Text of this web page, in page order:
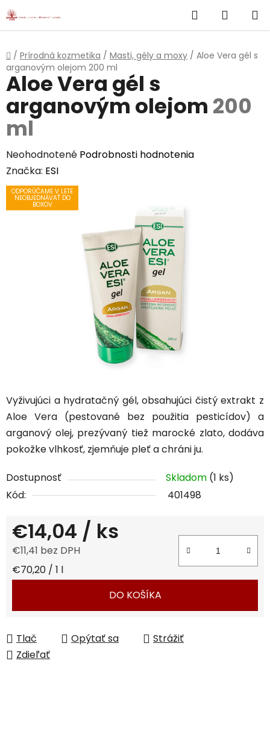
Prejsť
na
Hľadať
KOŠÍK
Domov
/ Prírodná kozmetika / Masti, gély a moxy / Aloe Vera gél s
arganovým olejom 200 ml
Vyživujúci a hydratačný gél, obsahujúci čistý extrakt z
Aloe Vera (pestované bez použitia pesticídov) a
arganový olej, prezývaný tiež marocké zlato, dodáva
pokožke vlhkosť, zjemňuje pleť a chráni ju.
Dostupnosť Skladom (1 ks)
Kód:
401498
€14,04 / ks
€11,41 bez DPH
Jednotková cena:
€70,20 / 1 l
DO KOŠÍKA
Tlač Opýtať sa
Strážiť
Zdieľať
Aloe Vera gél s
arganovým olejom 200
ml
Priemerné
hodnotenie
produktu
Neohodnotené Podrobnosti hodnotenia
Značka: ESI
ODPORÚČAME V LETE
NEOBJEDNÁVAŤ DO
BOXOV